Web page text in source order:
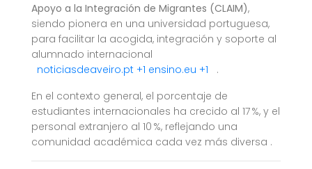
Apoyo a la Integración de Migrantes (CLAIM),
siendo pionera en una universidad portuguesa,
para facilitar la acogida, integración y soporte al
alumnado internacional
noticiasdeaveiro.pt +1 ensino.eu +1
.
En el contexto general, el porcentaje de
estudiantes internacionales ha crecido al 17 %, y el
personal extranjero al 10 %, reflejando una
comunidad académica cada vez más diversa .